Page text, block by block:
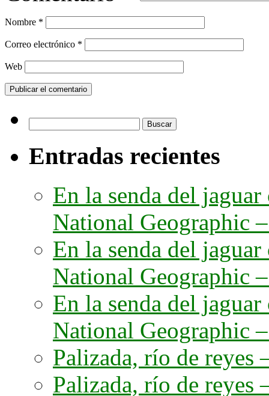
Nombre *
Correo electrónico *
Web
Entradas recientes
En la senda del
National Geographic
En la senda del
National Geographic
En la senda del
National Geographic
Palizada, río de reyes
Palizada, río de reyes